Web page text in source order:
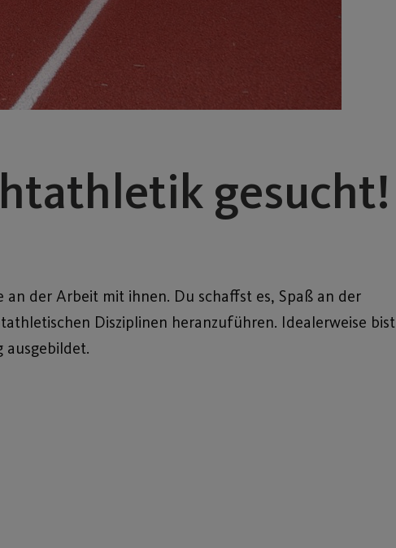
gesucht!
der Arbeit mit ihnen. Du schaffst es, Spaß an der
Disziplinen heranzuführen. Idealerweise bist
ausgebildet.